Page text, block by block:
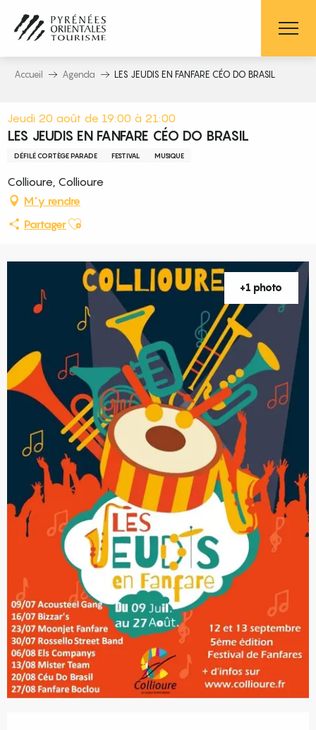
contenu
principal
Accueil Agenda LES JEUDIS EN FANFARE CÉO DO BRASIL
Jeudi 20 août de 19:00 à 21:00
LES JEUDIS EN FANFARE CÉO DO BRASIL
DÉFILÉ CORTÈGE PARADE FESTIVAL MUSIQUE
Collioure, Collioure
M'y rendre
PartagerAjouter aux favoris
+1 photo